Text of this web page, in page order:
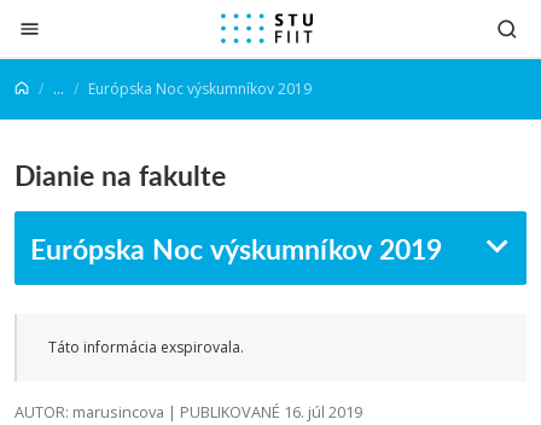
Prejsť na obsah
... Európska Noc výskumníkov 2019
Dianie na fakulte
Európska Noc výskumníkov 2019
Táto informácia exspirovala.
AUTOR: marusincova | PUBLIKOVANÉ 16. júl 2019